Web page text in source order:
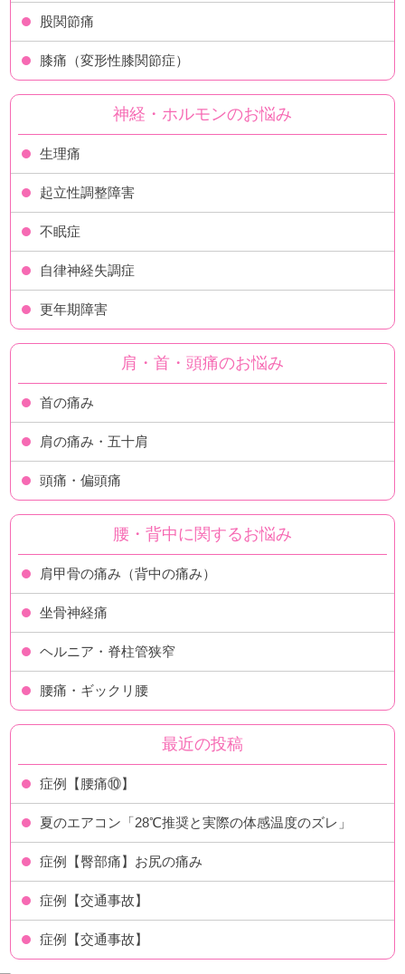
股関節痛
膝痛（変形性膝関節症）
神経・ホルモンのお悩み
生理痛
起立性調整障害
不眠症
自律神経失調症
更年期障害
肩・首・頭痛のお悩み
首の痛み
肩の痛み・五十肩
頭痛・偏頭痛
腰・背中に関するお悩み
肩甲骨の痛み（背中の痛み）
坐骨神経痛
ヘルニア・脊柱管狭窄
腰痛・ギックリ腰
最近の投稿
症例【腰痛⑩】
夏のエアコン「28℃推奨と実際の体感温度のズレ」
症例【臀部痛】お尻の痛み
症例【交通事故】
症例【交通事故】